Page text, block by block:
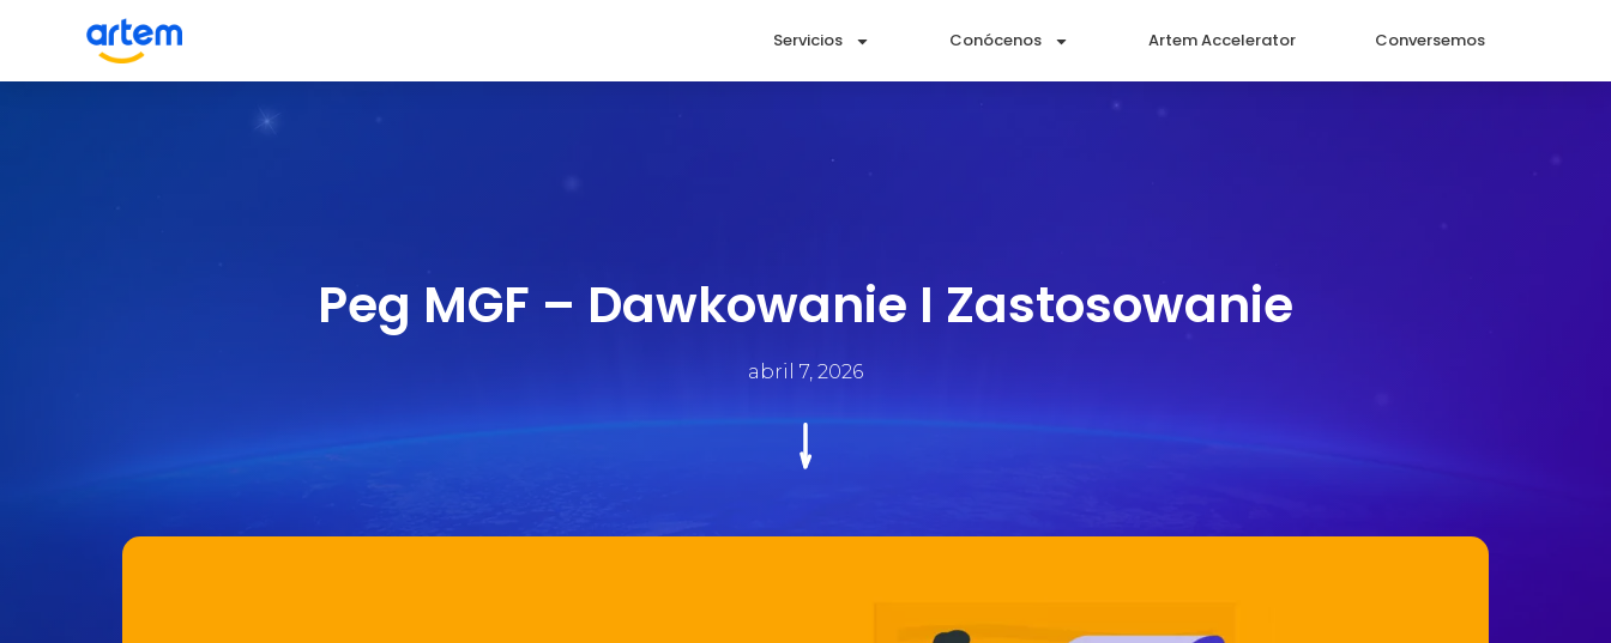
Servicios Conócenos Artem Accelerator Conversemos
Peg MGF – Dawkowanie I Zastosowanie
abril 7, 2026